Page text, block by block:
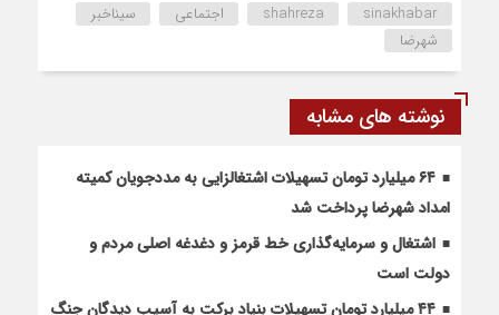
shahreza sinakhabar اجتماعی
سیناخبر
شهرضا
نوشته های مشابه
۶۴ میلیارد تومان تسهیلات اشتغالزایی به مددجویان کمیته
امداد شهرضا پرداخت شد
اشتغال و سرمایه‌گذاری خط قرمز و دغدغه اصلی مردم و
دولت است
۴۴ میلیارد تومان تسهیلات بنیاد برکت به آسیب دیدگان جنگ